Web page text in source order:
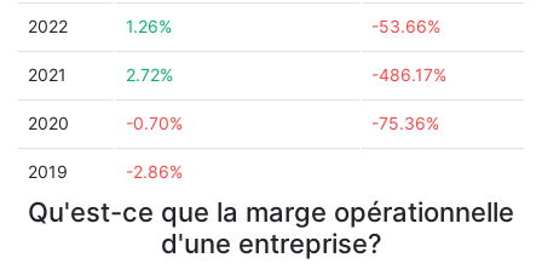
2022 1.26% -53.66%
2021 2.72% -486.17%
2020 -0.70% -75.36%
2019 -2.86%
Qu'est-ce que la marge opérationnelle
d'une entreprise?